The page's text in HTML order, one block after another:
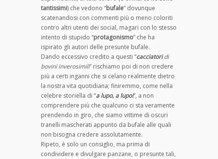
tantissimi) che vedono “bufale” dovunque
scatenandosi con commenti più o meno coloriti
contro altri utenti dei social, magari con lo stesso
intento di stupido “protagonismo” che ha
ispirato gli autori delle presunte bufale.
Dando eccessivo credito a questi “cacciatoridi
bovini inverosimili” rischiamo poi di non credere
più a certi inganni che si celano realmente dietro
la nostra vita quotidiana; finiremmo, come nella
celebre storiella di “a lupo, a lupo!“, a non
comprendere più che qualcuno ci sta veramente
prendendo in giro, che siamo vittime di oscuri
tranelli mascherati appunto da bufale alle quali
non bisogna credere assolutamente.
Ripeto, è solo un consiglio, ma prima di
condividere e divulgare panzane, o presunte tali,